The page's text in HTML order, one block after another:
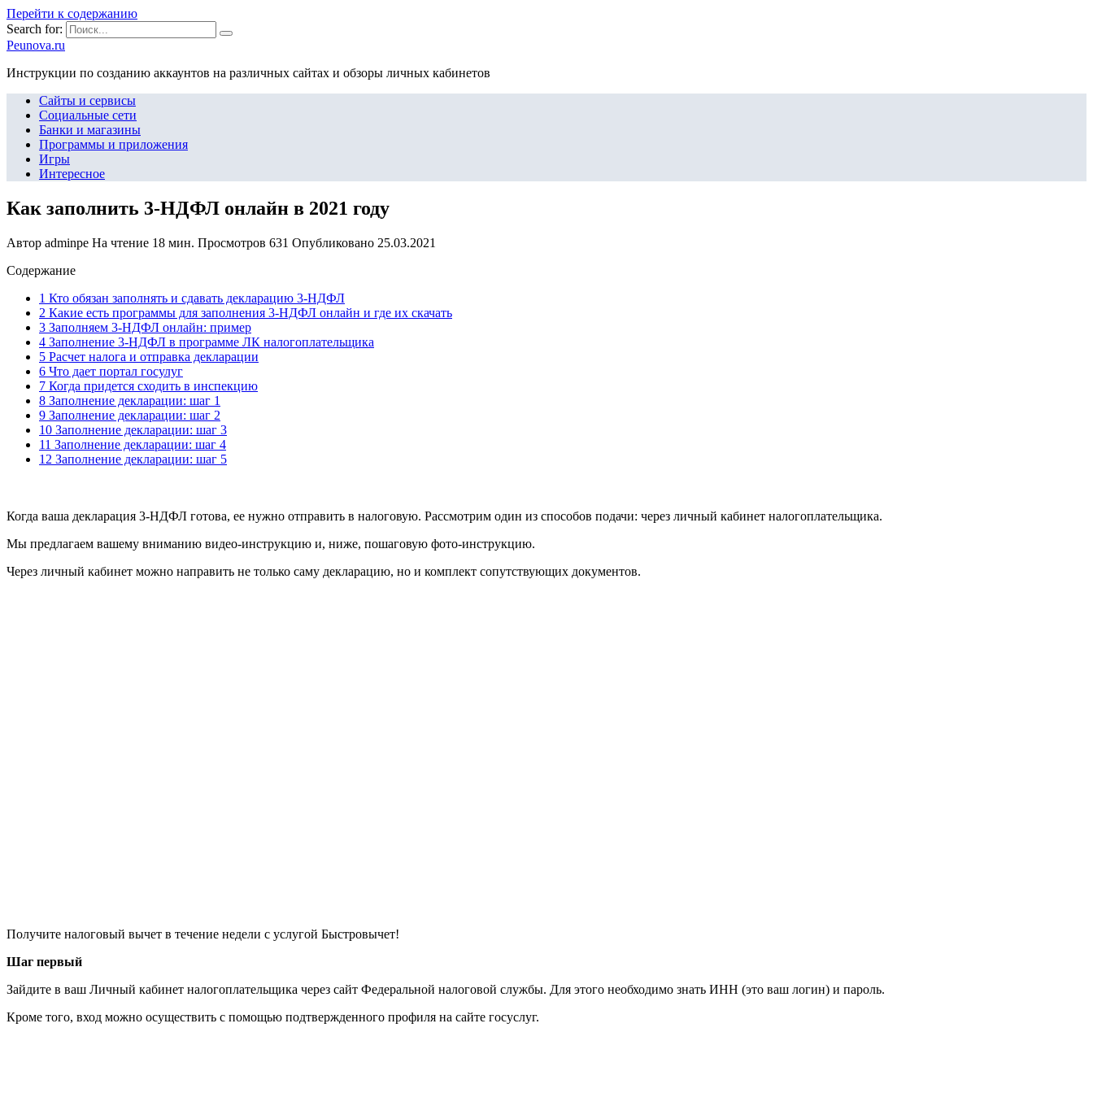
Перейти к содержанию
Search for:
Peunova.ru
Инструкции по созданию аккаунтов на различных сайтах и обзоры личных кабинетов
Сайты и сервисы
Социальные сети
Банки и магазины
Программы и приложения
Игры
Интересное
Как заполнить 3-НДФЛ онлайн в 2021 году
Автор adminpe На чтение 18 мин. Просмотров 631 Опубликовано 25.03.2021
Содержание
1 Кто обязан заполнять и сдавать декларацию 3-НДФЛ
2 Какие есть программы для заполнения 3-НДФЛ онлайн и где их скачать
3 Заполняем 3-НДФЛ онлайн: пример
4 Заполнение 3-НДФЛ в программе ЛК налогоплательщика
5 Расчет налога и отправка декларации
6 Что дает портал госулуг
7 Когда придется сходить в инспекцию
8 Заполнение декларации: шаг 1
9 Заполнение декларации: шаг 2
10 Заполнение декларации: шаг 3
11 Заполнение декларации: шаг 4
12 Заполнение декларации: шаг 5
Когда ваша декларация 3-НДФЛ готова, ее нужно отправить в налоговую. Рассмотрим один из способов подачи: через личный кабинет налогоплательщика.
Мы предлагаем вашему вниманию видео-инструкцию и, ниже, пошаговую фото-инструкцию.
Через личный кабинет можно направить не только саму декларацию, но и комплект сопутствующих документов.
Получите налоговый вычет в течение недели с услугой Быстровычет!
Шаг первый
Зайдите в ваш Личный кабинет налогоплательщика через сайт Федеральной налоговой службы. Для этого необходимо знать ИНН (это ваш логин) и пароль.
Кроме того, вход можно осуществить с помощью подтвержденного профиля на сайте госуслуг.